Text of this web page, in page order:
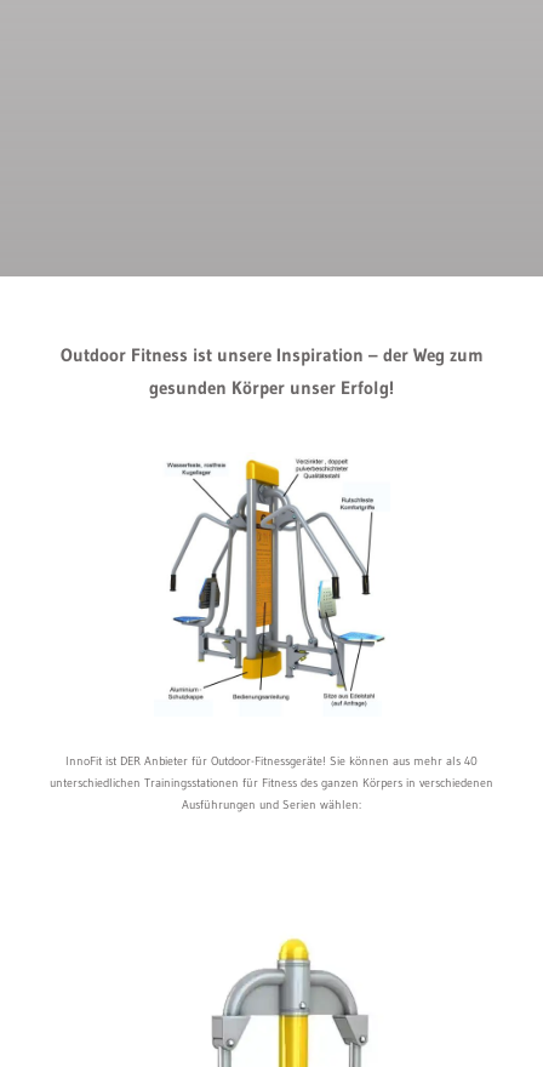
Outdoor Fitness ist unsere Inspiration – der Weg zum
gesunden Körper unser Erfolg!
InnoFit ist DER Anbieter für Outdoor-Fitnessgeräte! Sie können aus mehr als 40
unterschiedlichen Trainingsstationen für Fitness des ganzen Körpers in verschiedenen
Ausführungen und Serien wählen: